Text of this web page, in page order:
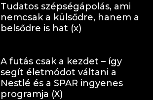
Tudatos szépségápolás, ami
nemcsak a külsődre, hanem a
belsődre is hat (x)
A futás csak a kezdet – így
segít életmódot váltani a
Nestlé és a SPAR ingyenes
programja (X)